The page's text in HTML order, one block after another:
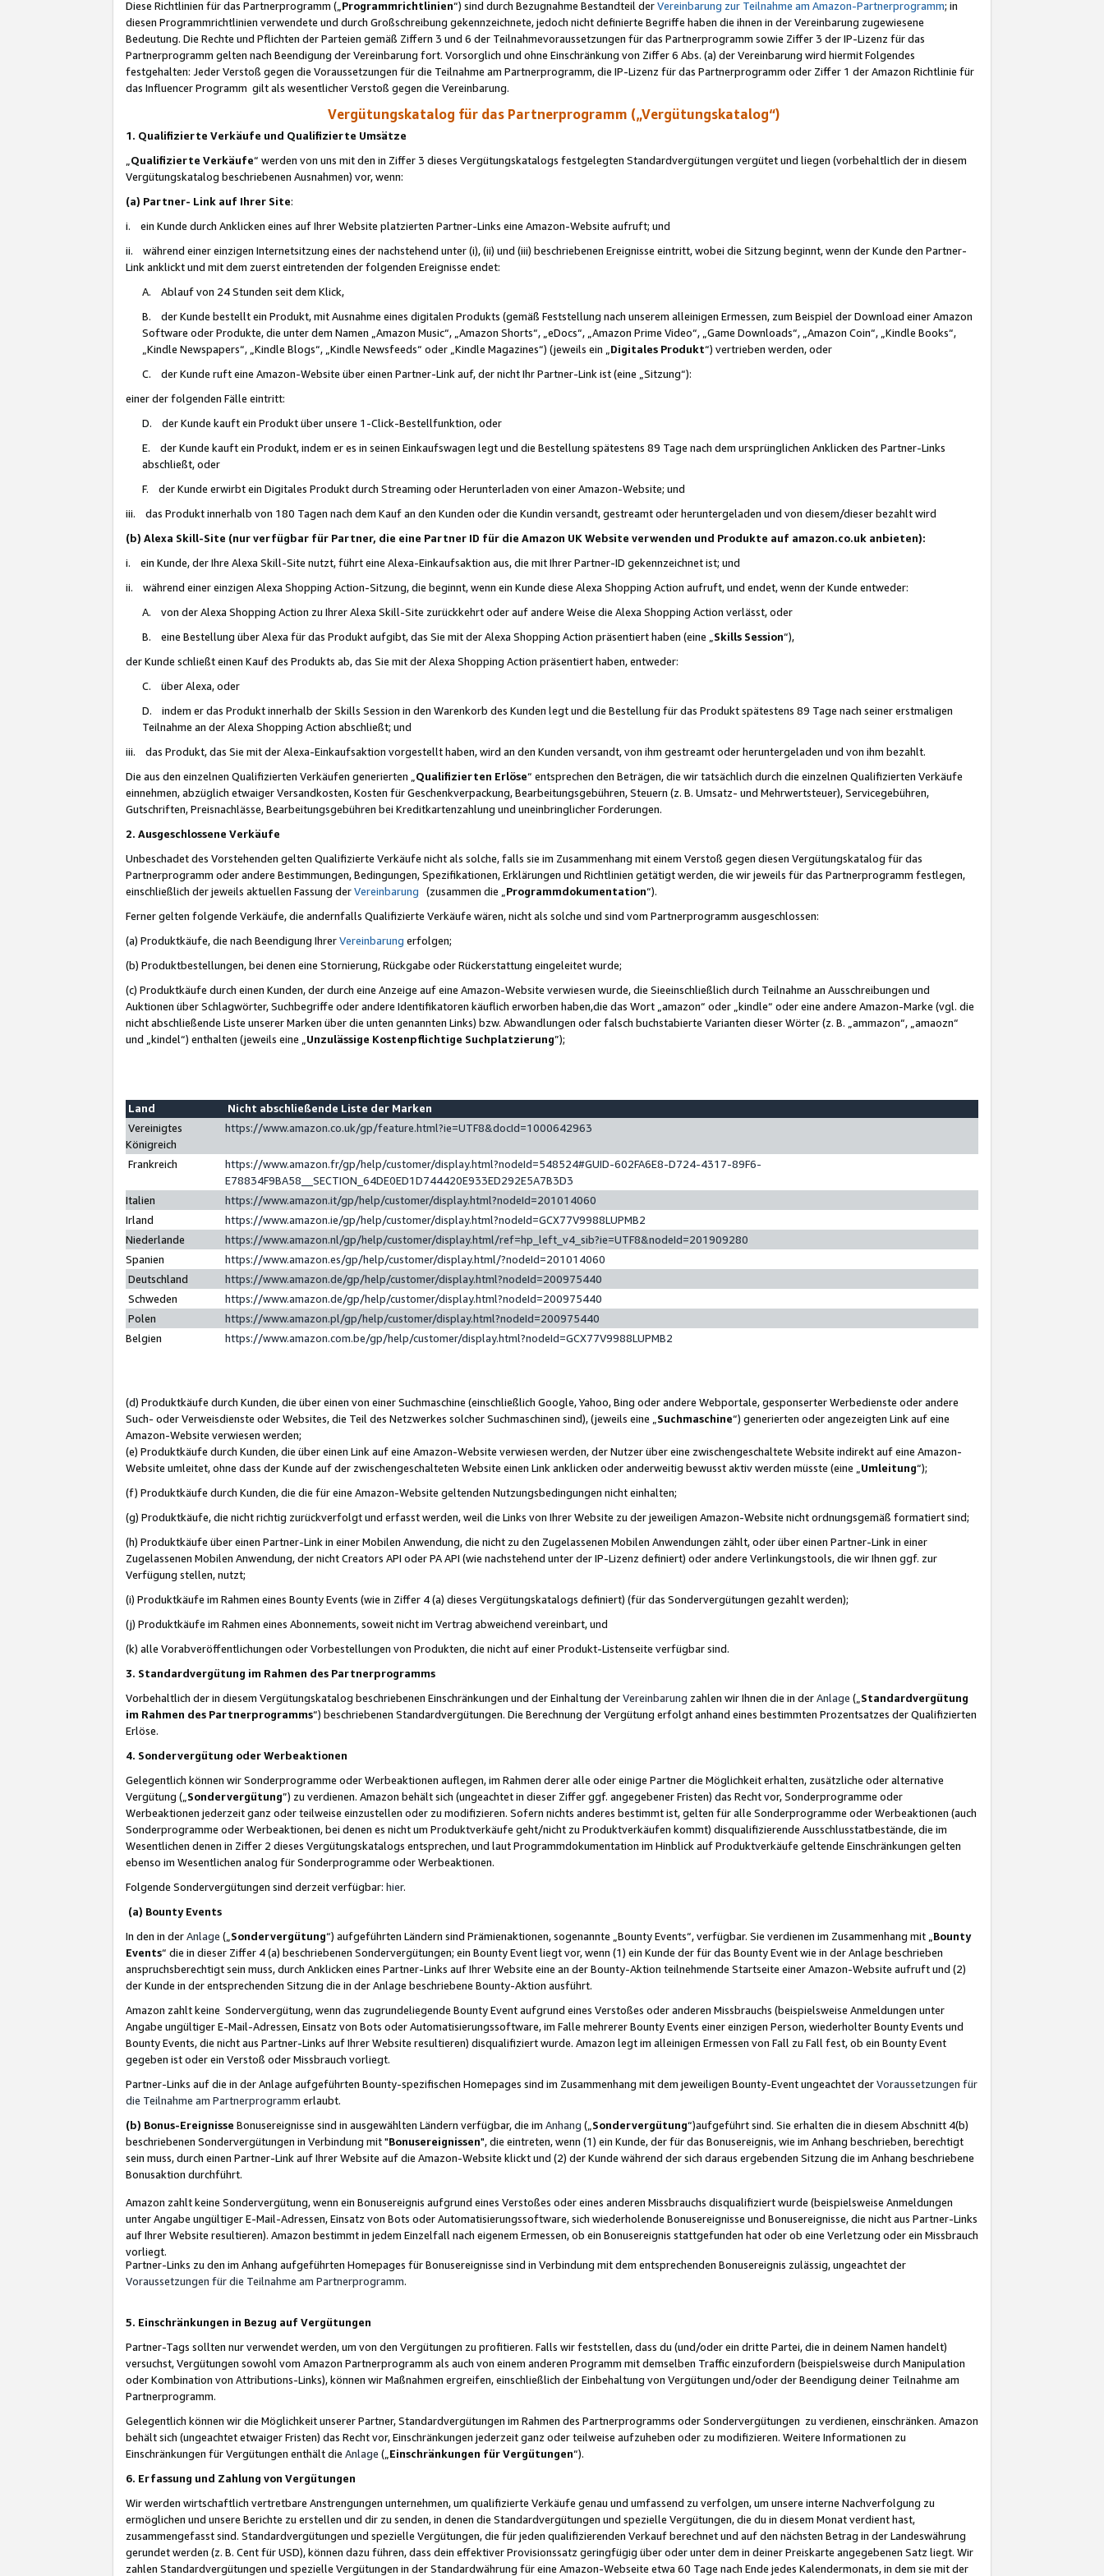
Diese Richtlinien für das Partnerprogramm („Programmrichtlinien“) sind durch Bezugnahme Bestandteil derVereinbarung zur Teilnahme am Amazon-Partnerprogramm; in
diesen Programmrichtlinien verwendete und durch Großschreibung gekennzeichnete, jedoch nicht definierte Begriffe haben die ihnen in der Vereinbarung zugewiesene
Bedeutung. Die Rechte und Pflichten der Parteien gemäß Ziffern 3 und 6 der Teilnahmevoraussetzungen für das Partnerprogramm sowie Ziffer 3 der IP-Lizenz für das
Partnerprogramm gelten nach Beendigung der Vereinbarung fort. Vorsorglich und ohne Einschränkung von Ziffer 6 Abs. (a) der Vereinbarung wird hiermit Folgendes
festgehalten: Jeder Verstoß gegen die Voraussetzungen für die Teilnahme am Partnerprogramm, die IP-Lizenz für das Partnerprogramm oder Ziffer 1 der Amazon Richtlinie für
das Influencer Programm gilt als wesentlicher Verstoß gegen die Vereinbarung.
Vergütungskatalog für das Partnerprogramm („Vergütungskatalog“)
1. Qualifizierte Verkäufe und Qualifizierte Umsätze
Qualifizierte Verkäufe“ werden von uns mit den in Ziffer 3 dieses Vergütungskatalogs festgelegten Standardvergütungen vergütet und liegen (vorbehaltlich der in diesem
Vergütungskatalog beschriebenen Ausnahmen) vor, wenn:
(a) Partner- Link auf Ihrer Site:
i. ein Kunde durch Anklicken eines auf Ihrer Website platzierten Partner-Links eine Amazon-Website aufruft; und
ii. während einer einzigen Internetsitzung eines der nachstehend unter (i), (ii) und (iii) beschriebenen Ereignisse eintritt, wobei die Sitzung beginnt, wenn der Kunde den Partner-
Link anklickt und mit dem zuerst eintretenden der folgenden Ereignisse endet:
A. Ablauf von 24 Stunden seit dem Klick,
B. der Kunde bestellt ein Produkt, mit Ausnahme eines digitalen Produkts (gemäß Feststellung nach unserem alleinigen Ermessen, zum Beispiel der Download einer Amazon
Software oder Produkte, die unter dem Namen „Amazon Music“, „Amazon Shorts“, „eDocs“, „Amazon Prime Video“, „Game Downloads“, „Amazon Coin“, „Kindle Books“,
„Kindle Newspapers“, „Kindle Blogs“, „Kindle Newsfeeds“ oder „Kindle Magazines“) (jeweils ein „ Digitales Produkt“) vertrieben werden, oder
C. der Kunde ruft eine Amazon-Website über einen Partner-Link auf, der nicht Ihr Partner-Link ist (eine „Sitzung“):
einer der folgenden Fälle eintritt:
D. der Kunde kauft ein Produkt über unsere 1-Click-Bestellfunktion, oder
E. der Kunde kauft ein Produkt, indem er es in seinen Einkaufswagen legt und die Bestellung spätestens 89 Tage nach dem ursprünglichen Anklicken des Partner-Links
abschließt, oder
F. der Kunde erwirbt ein Digitales Produkt durch Streaming oder Herunterladen von einer Amazon-Website; und
iii. das Produkt innerhalb von 180 Tagen nach dem Kauf an den Kunden oder die Kundin versandt, gestreamt oder heruntergeladen und von diesem/dieser bezahlt wird
(b) Alexa Skill-Site (nur verfügbar für Partner, die eine Partner ID für die Amazon UK Website verwenden und Produkte auf amazon.co.uk anbieten):
i. ein Kunde, der Ihre Alexa Skill-Site nutzt, führt eine Alexa-Einkaufsaktion aus, die mit Ihrer Partner-ID gekennzeichnet ist; und
ii. während einer einzigen Alexa Shopping Action-Sitzung, die beginnt, wenn ein Kunde diese Alexa Shopping Action aufruft, und endet, wenn der Kunde entweder:
A. von der Alexa Shopping Action zu Ihrer Alexa Skill-Site zurückkehrt oder auf andere Weise die Alexa Shopping Action verlässt, oder
B. eine Bestellung über Alexa für das Produkt aufgibt, das Sie mit der Alexa Shopping Action präsentiert haben (eine „ Skills Session“),
der Kunde schließt einen Kauf des Produkts ab, das Sie mit der Alexa Shopping Action präsentiert haben, entweder:
C. über Alexa, oder
D. indem er das Produkt innerhalb der Skills Session in den Warenkorb des Kunden legt und die Bestellung für das Produkt spätestens 89 Tage nach seiner erstmaligen
Teilnahme an der Alexa Shopping Action abschließt; und
iii. das Produkt, das Sie mit der Alexa-Einkaufsaktion vorgestellt haben, wird an den Kunden versandt, von ihm gestreamt oder heruntergeladen und von ihm bezahlt.
Die aus den einzelnen Qualifizierten Verkäufen generierten „ Qualifizierten Erlöse“ entsprechen den Beträgen, die wir tatsächlich durch die einzelnen Qualifizierten Verkäufe
einnehmen, abzüglich etwaiger Versandkosten, Kosten für Geschenkverpackung, Bearbeitungsgebühren, Steuern (z. B. Umsatz- und Mehrwertsteuer), Servicegebühren,
Gutschriften, Preisnachlässe, Bearbeitungsgebühren bei Kreditkartenzahlung und uneinbringlicher Forderungen.
2. Ausgeschlossene Verkäufe
Unbeschadet des Vorstehenden gelten Qualifizierte Verkäufe nicht als solche, falls sie im Zusammenhang mit einem Verstoß gegen diesen Vergütungskatalog für das
Partnerprogramm oder andere Bestimmungen, Bedingungen, Spezifikationen, Erklärungen und Richtlinien getätigt werden, die wir jeweils für das Partnerprogramm festlegen,
einschließlich der jeweils aktuellen Fassung derVereinbarung (zusammen die „ Programmdokumentation“).
Ferner gelten folgende Verkäufe, die andernfalls Qualifizierte Verkäufe wären, nicht als solche und sind vom Partnerprogramm ausgeschlossen:
(a) Produktkäufe, die nach Beendigung IhrerVereinbarung erfolgen;
(b) Produktbestellungen, bei denen eine Stornierung, Rückgabe oder Rückerstattung eingeleitet wurde;
(c) Produktkäufe durch einen Kunden, der durch eine Anzeige auf eine Amazon-Website verwiesen wurde, die Sieeinschließlich durch Teilnahme an Ausschreibungen und
Auktionen über Schlagwörter, Suchbegriffe oder andere Identifikatoren käuflich erworben haben,die das Wort „amazon“ oder „kindle“ oder eine andere Amazon-Marke (vgl. die
nicht abschließende Liste unserer Marken über die unten genannten Links) bzw. Abwandlungen oder falsch buchstabierte Varianten dieser Wörter (z. B. „ammazon“, „amaozn“
und „kindel“) enthalten (jeweils eine „ Unzulässige Kostenpflichtige Suchplatzierung”);
Land
Nicht abschließende Liste der Marken
Vereinigtes
Königreich
https://www.amazon.co.uk/gp/feature.html?ie=UTF8&docId=1000642963
Frankreich
https://www.amazon.fr/gp/help/customer/display.html?nodeId=548524#GUID-602FA6E8-D724-4317-89F6-
E78834F9BA58__SECTION_64DE0ED1D744420E933ED292E5A7B3D3
Italien
https://www.amazon.it/gp/help/customer/display.html?nodeId=201014060
Irland
https://www.amazon.ie/gp/help/customer/display.html?nodeId=GCX77V9988LUPMB2
Niederlande
https://www.amazon.nl/gp/help/customer/display.html/ref=hp_left_v4_sib?ie=UTF8&nodeId=201909280
Spanien
https://www.amazon.es/gp/help/customer/display.html/?nodeId=201014060
Deutschland
https://www.amazon.de/gp/help/customer/display.html?nodeId=200975440
Schweden
https://www.amazon.de/gp/help/customer/display.html?nodeId=200975440
Polen
https://www.amazon.pl/gp/help/customer/display.html?nodeId=200975440
Belgien
https://www.amazon.com.be/gp/help/customer/display.html?nodeId=GCX77V9988LUPMB2
(d) Produktkäufe durch Kunden, die über einen von einer Suchmaschine (einschließlich Google, Yahoo, Bing oder andere Webportale, gesponserter Werbedienste oder andere
Such- oder Verweisdienste oder Websites, die Teil des Netzwerkes solcher Suchmaschinen sind), (jeweils eine „ Suchmaschine“) generierten oder angezeigten Link auf eine
Amazon-Website verwiesen werden;
(e) Produktkäufe durch Kunden, die über einen Link auf eine Amazon-Website verwiesen werden, der Nutzer über eine zwischengeschaltete Website indirekt auf eine Amazon-
Website umleitet, ohne dass der Kunde auf der zwischengeschalteten Website einen Link anklicken oder anderweitig bewusst aktiv werden müsste (eine „ Umleitung“);
(f) Produktkäufe durch Kunden, die die für eine Amazon-Website geltenden Nutzungsbedingungen nicht einhalten;
(g) Produktkäufe, die nicht richtig zurückverfolgt und erfasst werden, weil die Links von Ihrer Website zu der jeweiligen Amazon-Website nicht ordnungsgemäß formatiert sind;
(h) Produktkäufe über einen Partner-Link in einer Mobilen Anwendung, die nicht zu den Zugelassenen Mobilen Anwendungen zählt, oder über einen Partner-Link in einer
Zugelassenen Mobilen Anwendung, der nicht Creators API oder PA API (wie nachstehend unter der IP-Lizenz definiert) oder andere Verlinkungstools, die wir Ihnen ggf. zur
Verfügung stellen, nutzt;
(i) Produktkäufe im Rahmen eines Bounty Events (wie in Ziffer 4 (a) dieses Vergütungskatalogs definiert) (für das Sondervergütungen gezahlt werden);
(j) Produktkäufe im Rahmen eines Abonnements, soweit nicht im Vertrag abweichend vereinbart, und
(k) alle Vorabveröffentlichungen oder Vorbestellungen von Produkten, die nicht auf einer Produkt-Listenseite verfügbar sind.
3. Standardvergütung im Rahmen des Partnerprogramms
Vorbehaltlich der in diesem Vergütungskatalog beschriebenen Einschränkungen und der Einhaltung derVereinbarung zahlen wir Ihnen die in derAnlage („ Standardvergütung
im Rahmen des Partnerprogramms“) beschriebenen Standardvergütungen. Die Berechnung der Vergütung erfolgt anhand eines bestimmten Prozentsatzes der Qualifizierten
Erlöse.
4. Sondervergütung oder Werbeaktionen
Gelegentlich können wir Sonderprogramme oder Werbeaktionen auflegen, im Rahmen derer alle oder einige Partner die Möglichkeit erhalten, zusätzliche oder alternative
Vergütung („ Sondervergütung”) zu verdienen. Amazon behält sich (ungeachtet in dieser Ziffer ggf. angegebener Fristen) das Recht vor, Sonderprogramme oder
Werbeaktionen jederzeit ganz oder teilweise einzustellen oder zu modifizieren. Sofern nichts anderes bestimmt ist, gelten für alle Sonderprogramme oder Werbeaktionen (auch
Sonderprogramme oder Werbeaktionen, bei denen es nicht um Produktverkäufe geht/nicht zu Produktverkäufen kommt) disqualifizierende Ausschlusstatbestände, die im
Wesentlichen denen in Ziffer 2 dieses Vergütungskatalogs entsprechen, und laut Programmdokumentation im Hinblick auf Produktverkäufe geltende Einschränkungen gelten
ebenso im Wesentlichen analog für Sonderprogramme oder Werbeaktionen.
Folgende Sondervergütungen sind derzeit verfügbar: hier.
(a) Bounty Events
In den in derAnlage („ Sondervergütung“) aufgeführten Ländern sind Prämienaktionen, sogenannte „Bounty Events“, verfügbar. Sie verdienen im Zusammenhang mit „ Bounty
Events“ die in dieser Ziffer 4 (a) beschriebenen Sondervergütungen; ein Bounty Event liegt vor, wenn (1) ein Kunde der für das Bounty Event wie in der Anlage beschrieben
anspruchsberechtigt sein muss, durch Anklicken eines Partner-Links auf Ihrer Website eine an der Bounty-Aktion teilnehmende Startseite einer Amazon-Website aufruft und (2)
der Kunde in der entsprechenden Sitzung die in der Anlage beschriebene Bounty-Aktion ausführt.
Amazon zahlt keine Sondervergütung, wenn das zugrundeliegende Bounty Event aufgrund eines Verstoßes oder anderen Missbrauchs (beispielsweise Anmeldungen unter
Angabe ungültiger E-Mail-Adressen, Einsatz von Bots oder Automatisierungssoftware, im Falle mehrerer Bounty Events einer einzigen Person, wiederholter Bounty Events und
Bounty Events, die nicht aus Partner-Links auf Ihrer Website resultieren) disqualifiziert wurde. Amazon legt im alleinigen Ermessen von Fall zu Fall fest, ob ein Bounty Event
gegeben ist oder ein Verstoß oder Missbrauch vorliegt.
Partner-Links auf die in der Anlage aufgeführten Bounty-spezifischen Homepages sind im Zusammenhang mit dem jeweiligen Bounty-Event ungeachtet derVoraussetzungen für
die Teilnahme am Partnerprogramm erlaubt.
(b) Bonus-Ereignisse Bonusereignisse sind in ausgewählten Ländern verfügbar, die im Anhang („ Sondervergütung“)aufgeführt sind. Sie erhalten die in diesem Abschnitt 4(b)
beschriebenen Sondervergütungen in Verbindung mit "Bonusereignissen", die eintreten, wenn (1) ein Kunde, der für das Bonusereignis, wie im Anhang beschrieben, berechtigt
sein muss, durch einen Partner-Link auf Ihrer Website auf die Amazon-Website klickt und (2) der Kunde während der sich daraus ergebenden Sitzung die im Anhang beschriebene
Bonusaktion durchführt.
Amazon zahlt keine Sondervergütung, wenn ein Bonusereignis aufgrund eines Verstoßes oder eines anderen Missbrauchs disqualifiziert wurde (beispielsweise Anmeldungen
unter Angabe ungültiger E-Mail-Adressen, Einsatz von Bots oder Automatisierungssoftware, sich wiederholende Bonusereignisse und Bonusereignisse, die nicht aus Partner-Links
auf Ihrer Website resultieren). Amazon bestimmt in jedem Einzelfall nach eigenem Ermessen, ob ein Bonusereignis stattgefunden hat oder ob eine Verletzung oder ein Missbrauch
vorliegt.
Partner-Links zu den im Anhang aufgeführten Homepages für Bonusereignisse sind in Verbindung mit dem entsprechenden Bonusereignis zulässig, ungeachtet der
Voraussetzungen für die Teilnahme am Partnerprogramm.
5. Einschränkungen in Bezug auf Vergütungen
Partner-Tags sollten nur verwendet werden, um von den Vergütungen zu profitieren. Falls wir feststellen, dass du (und/oder ein dritte Partei, die in deinem Namen handelt)
versuchst, Vergütungen sowohl vom Amazon Partnerprogramm als auch von einem anderen Programm mit demselben Traffic einzufordern (beispielsweise durch Manipulation
oder Kombination von Attributions-Links), können wir Maßnahmen ergreifen, einschließlich der Einbehaltung von Vergütungen und/oder der Beendigung deiner Teilnahme am
Partnerprogramm.
Gelegentlich können wir die Möglichkeit unserer Partner, Standardvergütungen im Rahmen des Partnerprogramms oder Sondervergütungen zu verdienen, einschränken. Amazon
behält sich (ungeachtet etwaiger Fristen) das Recht vor, Einschränkungen jederzeit ganz oder teilweise aufzuheben oder zu modifizieren. Weitere Informationen zu
Einschränkungen für Vergütungen enthält die Anlage („ Einschränkungen für Vergütungen“).
6. Erfassung und Zahlung von Vergütungen
Wir werden wirtschaftlich vertretbare Anstrengungen unternehmen, um qualifizierte Verkäufe genau und umfassend zu verfolgen, um unsere interne Nachverfolgung zu
ermöglichen und unsere Berichte zu erstellen und dir zu senden, in denen die Standardvergütungen und spezielle Vergütungen, die du in diesem Monat verdient hast,
zusammengefasst sind. Standardvergütungen und spezielle Vergütungen, die für jeden qualifizierenden Verkauf berechnet und auf den nächsten Betrag in der Landeswährung
gerundet werden (z. B. Cent für USD), können dazu führen, dass dein effektiver Provisionssatz geringfügig über oder unter dem in deiner Preiskarte angegebenen Satz liegt. Wir
zahlen Standardvergütungen und spezielle Vergütungen in der Standardwährung für eine Amazon-Webseite etwa 60 Tage nach Ende jedes Kalendermonats, in dem sie mit der